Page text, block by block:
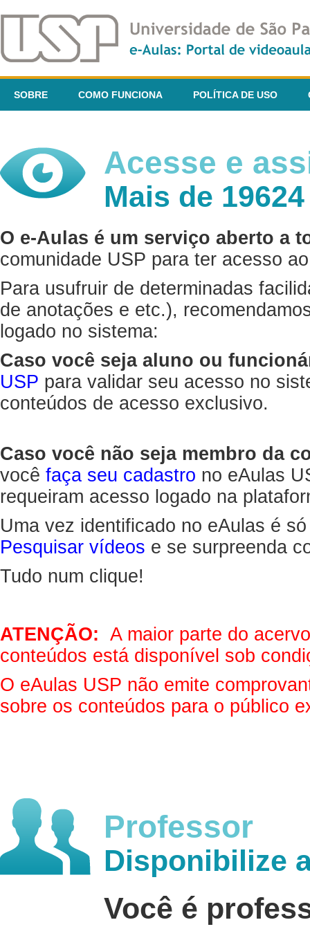
SOBRE COMO FUNCIONA POLÍTICA DE USO
Acesse e
Mais de
O e-Aulas é um serviço aberto a
comunidade USP para ter acesso
Para usufruir de determinadas
de anotações e etc.),
logado no sistema:
Caso você seja aluno ou
USP para validar seu acesso no
conteúdos de acesso exclusivo.
Caso você não seja membro da
você faça seu cadastro no eAulas
requeiram acesso logado na
Uma vez identificado no eAulas é
Pesquisar vídeos e se surpreenda
Tudo num clique!
ATENÇÃO: A maior parte do
conteúdos está disponível sob
O eAulas USP não emite
sobre os conteúdos para o público
Professor
Disponibilize
Você é